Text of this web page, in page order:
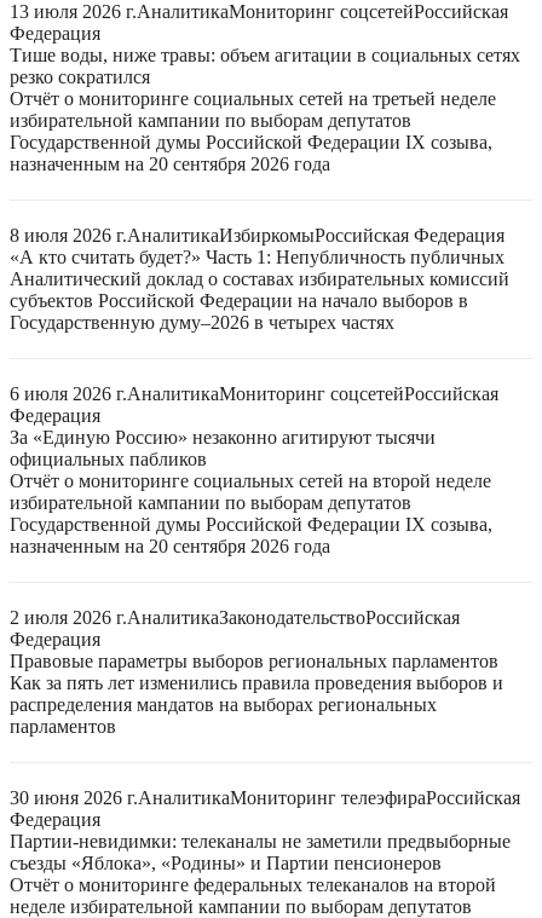
13 июля 2026 г.АналитикаМониторинг соцсетейРоссийская
Федерация
Тише воды, ниже травы: объем агитации в социальных сетях
резко сократился
Отчёт о мониторинге социальных сетей на третьей неделе
избирательной кампании по выборам депутатов
Государственной думы Российской Федерации IX созыва,
назначенным на 20 сентября 2026 года
8 июля 2026 г.АналитикаИзбиркомыРоссийская Федерация
«А кто считать будет?» Часть 1: Непубличность публичных
Аналитический доклад о составах избирательных комиссий
субъектов Российской Федерации на начало выборов в
Государственную думу–2026 в четырех частях
6 июля 2026 г.АналитикаМониторинг соцсетейРоссийская
Федерация
За «Единую Россию» незаконно агитируют тысячи
официальных пабликов
Отчёт о мониторинге социальных сетей на второй неделе
избирательной кампании по выборам депутатов
Государственной думы Российской Федерации IX созыва,
назначенным на 20 сентября 2026 года
2 июля 2026 г.АналитикаЗаконодательствоРоссийская
Федерация
Правовые параметры выборов региональных парламентов
Как за пять лет изменились правила проведения выборов и
распределения мандатов на выборах региональных
парламентов
30 июня 2026 г.АналитикаМониторинг телеэфираРоссийская
Федерация
Партии-невидимки: телеканалы не заметили предвыборные
съезды «Яблока», «Родины» и Партии пенсионеров
Отчёт о мониторинге федеральных телеканалов на второй
неделе избирательной кампании по выборам депутатов